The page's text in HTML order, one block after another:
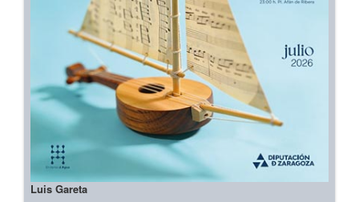
Luis Gareta